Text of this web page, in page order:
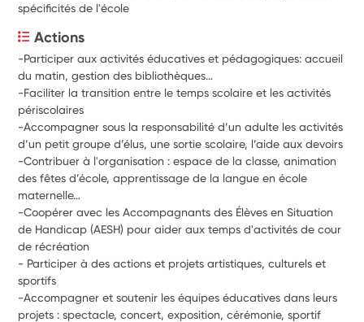
spécificités de l'école
Actions
-Participer aux activités éducatives et pédagogiques: accueil
du matin, gestion des bibliothèques…
-Faciliter la transition entre le temps scolaire et les activités
périscolaires
-Accompagner sous la responsabilité d’un adulte les activités
d’un petit groupe d’élus, une sortie scolaire, l’aide aux devoirs
-Contribuer à l'organisation : espace de la classe, animation
des fêtes d’école, apprentissage de la langue en école
maternelle…
-Coopérer avec les Accompagnants des Élèves en Situation
de Handicap (AESH) pour aider aux temps d'activités de cour
de récréation
- Participer à des actions et projets artistiques, culturels et
sportifs
-Accompagner et soutenir les équipes éducatives dans leurs
projets : spectacle, concert, exposition, cérémonie, sportif